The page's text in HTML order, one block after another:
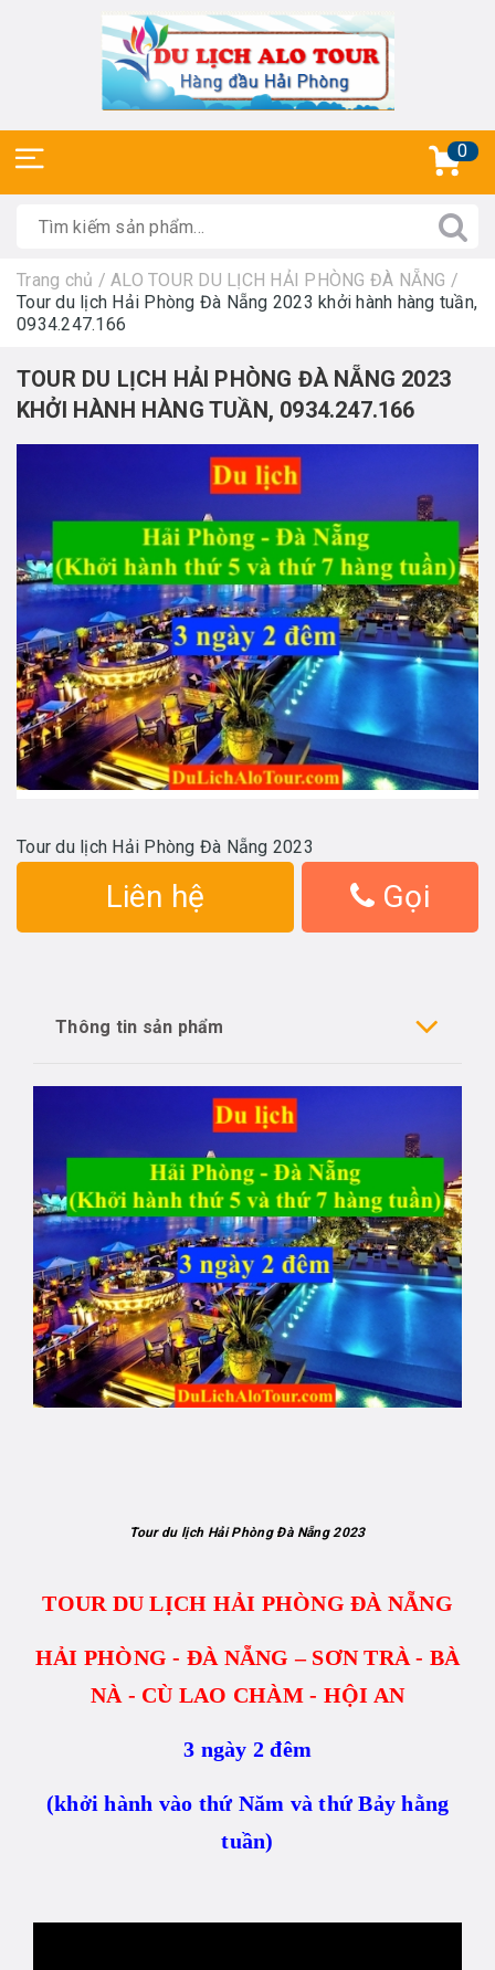
0
Trang chủ / ALO TOUR DU LỊCH HẢI PHÒNG ĐÀ NẴNG /
Tour du lịch Hải Phòng Đà Nẵng 2023 khởi hành hàng tuần,
0934.247.166
TOUR DU LỊCH HẢI PHÒNG ĐÀ NẴNG 2023
KHỞI HÀNH HÀNG TUẦN, 0934.247.166
Tour du lịch Hải Phòng Đà Nẵng 2023
Liên hệ Gọi
Thông tin sản phẩm
Tour du lịch Hải Phòng Đà Nẵng 2023
TOUR DU LỊCH HẢI PHÒNG ĐÀ NẴNG
HẢI PHÒNG - ĐÀ NẴNG – SƠN TRÀ - BÀ
NÀ - CÙ LAO CHÀM - HỘI AN
3 ngày 2 đêm
(khởi hành vào thứ Năm và thứ Bảy hằng
tuần)